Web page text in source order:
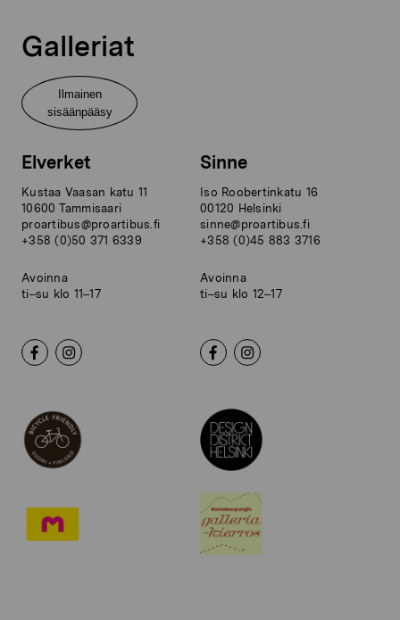
Galleriat
Ilmainen
sisäänpääsy
Elverket
Kustaa Vaasan katu 11
10600 Tammisaari
proartibus@proartibus.fi
+358 (0)50 371 6339
Avoinna
ti–su klo 11–17
Sinne
Iso Roobertinkatu 16
00120 Helsinki
sinne@proartibus.fi
+358 (0)45 883 3716
Avoinna
ti–su klo 12–17